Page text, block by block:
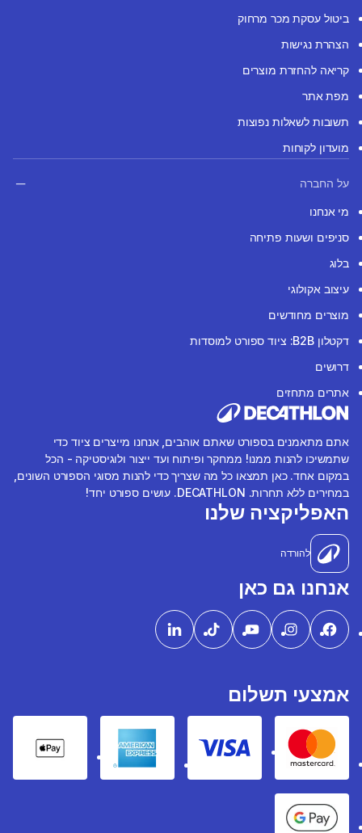
ביטול עסקת מכר מרחוק
הצהרת נגישות
קריאה להחזרת מוצרים
מפת אתר
תשובות לשאלות נפוצות
מועדון לקוחות
על החברה
מי אנחנו
סניפים ושעות פתיחה
בלוג
עיצוב אקולוגי
מוצרים מחודשים
דקטלון B2B: ציוד ספורט למוסדות
דרושים
אתרים מתחזים
אתם מתאמנים בספורט שאתם אוהבים, אנחנו מייצרים ציוד כדי
שתמשיכו להנות ממנו! ממחקר ופיתוח ועד ייצור ולוגיסטיקה - הכל
במקום אחד. כאן תמצאו כל מה שצריך כדי להנות מסוגי הספורט השונים,
במחירים ללא תחרות. DECATHLON. עושים ספורט יחד!
האפליקציה שלנו
להורדה
אנחנו גם כאן
אמצעי תשלום
Mastercard
Visa
American express
Pay
Google Pay